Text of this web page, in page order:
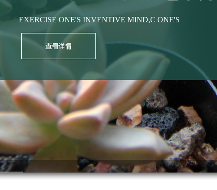
EXERCISE ONE'S INVENTIVE MIND,C ONE'S
TENDER FEELING